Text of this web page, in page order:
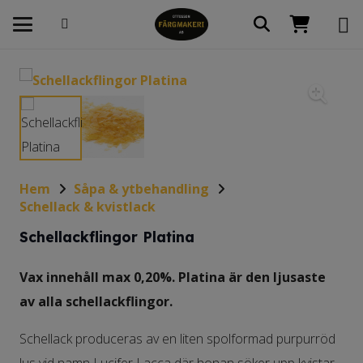
Hem
Såpa & ytbehandling
Schellack & kvistlack
Schellackflingor Platina
Vax innehåll max 0,20%. Platina är den ljusaste
av alla schellackflingor.
Schellack produceras av en liten spolformad purpurröd